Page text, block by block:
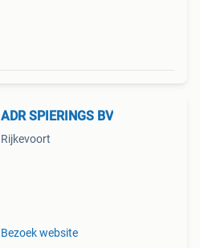
ADR SPIERINGS BV
Rijkevoort
Bezoek website